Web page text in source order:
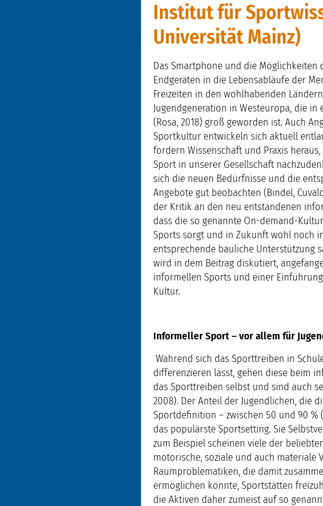
Institut für
Universität Mainz)
Das Smartphone und die
Endgeräten in die Lebensabläufe der
Freizeiten in den wohlhabenden
Jugendgeneration in Westeuropa, die
(Rosa, 2018) groß geworden ist. Auch
Sportkultur entwickeln sich aktuell
fordern Wissenschaft und Praxis
Sport in unserer Gesellschaft
sich die neuen Bedürfnisse und die
Angebote gut beobachten (Bindel,
der Kritik an den neu entstandenen
dass die so genannte On-demand-
Sports sorgt und in Zukunft wohl noch
entsprechende bauliche Unterstützung
wird in dem Beitrag diskutiert,
informellen Sports und einer
Kultur.
Informeller Sport – vor allem für
Während sich das Sporttreiben in
differenzieren lässt, gehen diese beim
das Sporttreiben selbst und sind auch
2008). Der Anteil der Jugendlichen, die
Sportdefinition – zwischen 50 und 90
das populärste Sportsetting. Sie
zum Beispiel scheinen viele der
motorische, soziale und auch materiale
Raumproblematiken, die damit
ermöglichen könnte, Sportstätten
die Aktiven daher zumeist auf so